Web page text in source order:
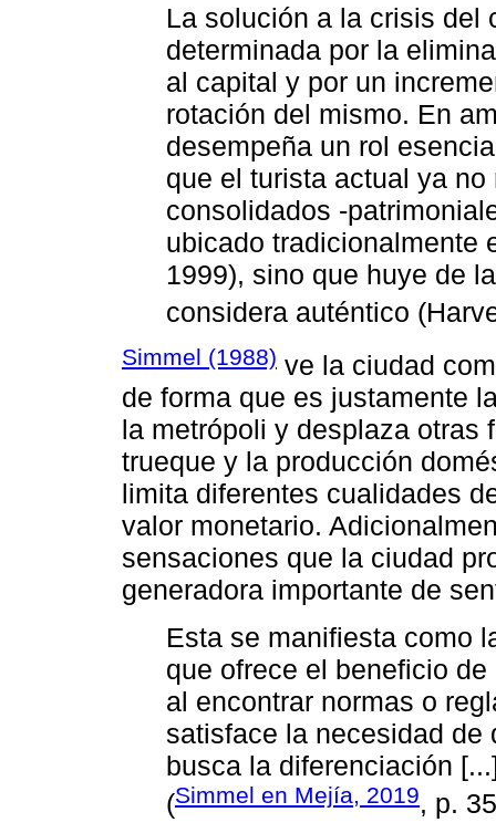
La solución a la crisis del
determinada por la
al capital y por un
rotación del mismo. En
desempeña un rol
que el turista actual ya
consolidados -
ubicado tradicionalmente
1999), sino que huye de
considera auténtico
Simmel (1988) ve la ciudad
de forma que es justamente
la metrópoli y desplaza otras
trueque y la producción
limita diferentes cualidades
valor monetario.
sensaciones que la ciudad
generadora importante de
Esta se manifiesta como
que ofrece el beneficio
al encontrar normas o
satisface la necesidad de
busca la diferenciación
(Simmel en Mejía, 2019, p.